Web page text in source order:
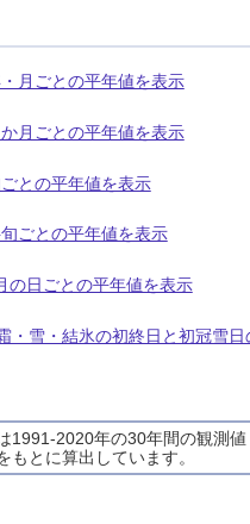
月ごとの平年値を表示
か月ごとの平年値を表示
との平年値を表示
ごとの平年値を表示
の日ごとの平年値を表示
・雪・結氷の初終日と初冠雪
1991-2020年の30年間の観測値
もとに算出しています。